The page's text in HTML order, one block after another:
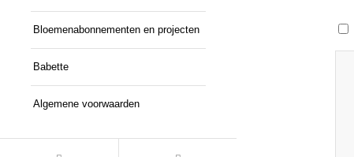
Bloemenabonnementen en projecten
Babette
Algemene voorwaarden